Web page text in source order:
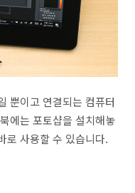
뿐이고 연결되는 컴퓨터
에는 포토샵을 설치해놓
로 사용할 수 있습니다.